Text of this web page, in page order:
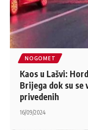
NOGOMET
Kaos u Lašvi:
Brijega dok su se
privedenih
16/09/2024